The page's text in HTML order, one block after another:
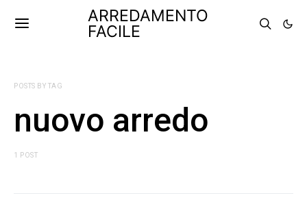
ARREDAMENTO
FACILE
POSTS BY TAG
nuovo arredo
1 POST